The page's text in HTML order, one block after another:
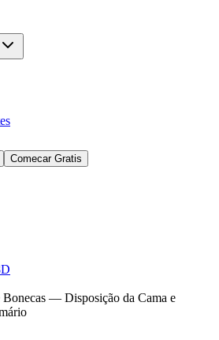
Comecar Gratis
Bonecas — Disposição da Cama e